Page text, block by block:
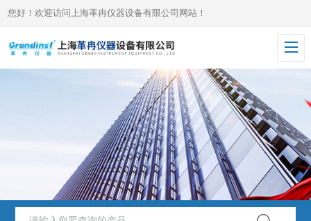
您好！欢迎访问上海革冉仪器设备有限公司网站！